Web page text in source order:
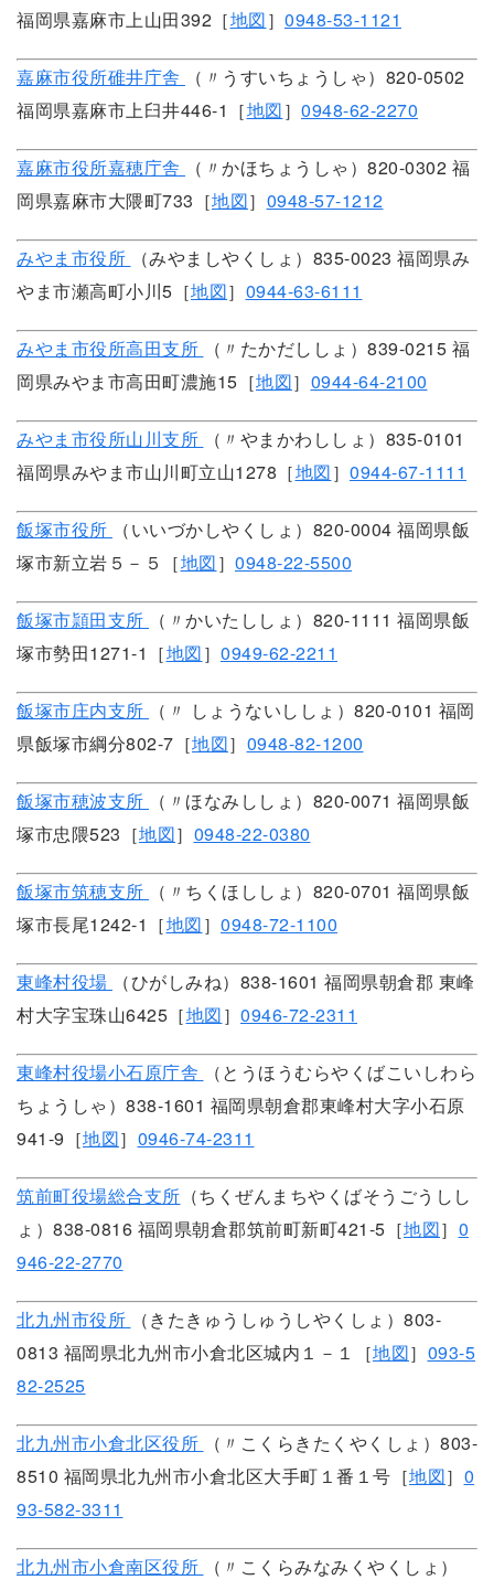
福岡県嘉麻市上山田392［地図］ 0948-53-1121
嘉麻市役所碓井庁舎
（〃うすいちょうしゃ）820-0502
福岡県嘉麻市上臼井446-1［地図］ 0948-62-2270
嘉麻市役所嘉穂庁舎
（〃かほちょうしゃ）820-0302 福
岡県嘉麻市大隈町733［地図］ 0948-57-1212
みやま市役所
（みやましやくしょ）835-0023 福岡県み
やま市瀬高町小川5［地図］ 0944-63-6111
みやま市役所高田支所
（〃たかだししょ）839-0215 福
岡県みやま市高田町濃施15［地図］ 0944-64-2100
みやま市役所山川支所
（〃やまかわししょ）835-0101
福岡県みやま市山川町立山1278［地図］ 0944-67-1111
飯塚市役所
（いいづかしやくしょ）820-0004 福岡県飯
塚市新立岩５－５［地図］ 0948-22-5500
飯塚市頴田支所
（〃かいたししょ）820-1111 福岡県飯
塚市勢田1271-1［地図］ 0949-62-2211
飯塚市庄内支所
（〃 しょうないししょ）820-0101 福岡
県飯塚市綱分802-7［地図］ 0948-82-1200
飯塚市穂波支所
（〃ほなみししょ）820-0071 福岡県飯
塚市忠隈523［地図］ 0948-22-0380
飯塚市筑穂支所
（〃ちくほししょ）820-0701 福岡県飯
塚市長尾1242-1［地図］ 0948-72-1100
東峰村役場
（ひがしみね）838-1601 福岡県朝倉郡 東峰
村大字宝珠山6425［地図］ 0946-72-2311
東峰村役場小石原庁舎
（とうほうむらやくばこいしわら
ちょうしゃ）838-1601 福岡県朝倉郡東峰村大字小石原
941-9［地図］ 0946-74-2311
筑前町役場総合支所 （ちくぜんまちやくばそうごうしし
ょ）838-0816 福岡県朝倉郡筑前町新町421-5［地図］ 0
946-22-2770
北九州市役所
（きたきゅうしゅうしやくしょ）803-
0813 福岡県北九州市小倉北区城内１－１［地図］ 093-5
82-2525
北九州市小倉北区役所
（〃こくらきたくやくしょ）803-
8510 福岡県北九州市小倉北区大手町１番１号［地図］ 0
93-582-3311
北九州市小倉南区役所 （〃こくらみなみくやくしょ）